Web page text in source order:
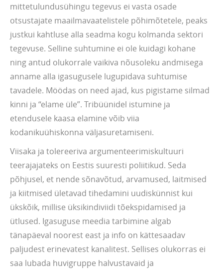
mittetulundusühingu tegevus ei vasta osade
otsustajate maailmavaatelistele põhimõtetele, peaks
justkui kahtluse alla seadma kogu kolmanda sektori
tegevuse. Selline suhtumine ei ole kuidagi kohane
ning antud olukorrale vaikiva nõusoleku andmisega
anname alla igasugusele lugupidava suhtumise
tavadele. Möödas on need ajad, kus pigistame silmad
kinni ja “elame üle”. Tribüünidel istumine ja
etendusele kaasa elamine võib viia
kodanikuühiskonna väljasuretamiseni.
Viisaka ja tolereeriva argumenteerimiskultuuri
teerajajateks on Eestis suuresti poliitikud. Seda
põhjusel, et nende sõnavõtud, arvamused, laitmised
ja kiitmised ületavad tihedamini uudiskünnist kui
ükskõik, millise üksikindiviidi tõekspidamised ja
ütlused. Igasuguse meedia tarbimine algab
tänapäeval noorest east ja info on kättesaadav
paljudest erinevatest kanalitest. Sellises olukorras ei
saa lubada huvigruppe halvustavaid ja